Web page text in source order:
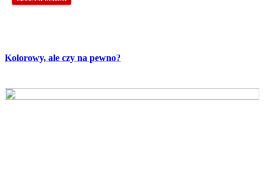
Kolorowy, ale czy na pewno?